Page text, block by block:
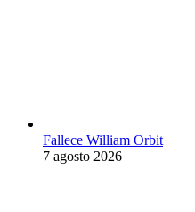
Fallece William Orbit
7 agosto 2026